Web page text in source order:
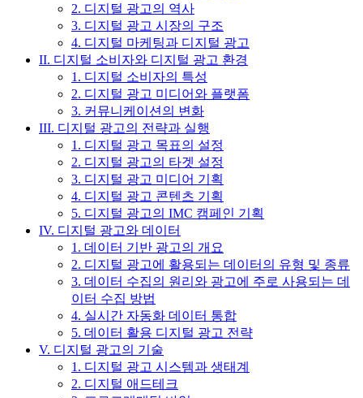
2. 디지털 광고의 역사
3. 디지털 광고 시장의 구조
4. 디지털 마케팅과 디지털 광고
II. 디지털 소비자와 디지털 광고 환경
1. 디지털 소비자의 특성
2. 디지털 광고 미디어와 플랫폼
3. 커뮤니케이션의 변화
III. 디지털 광고의 전략과 실행
1. 디지털 광고 목표의 설정
2. 디지털 광고의 타겟 설정
3. 디지털 광고 미디어 기획
4. 디지털 광고 콘텐츠 기획
5. 디지털 광고의 IMC 캠페인 기획
IV. 디지털 광고와 데이터
1. 데이터 기반 광고의 개요
2. 디지털 광고에 활용되는 데이터의 유형 및 종류
3. 데이터 수집의 원리와 광고에 주로 사용되는 데
이터 수집 방법
4. 실시간 자동화 데이터 통합
5. 데이터 활용 디지털 광고 전략
V. 디지털 광고의 기술
1. 디지털 광고 시스템과 생태계
2. 디지털 애드테크